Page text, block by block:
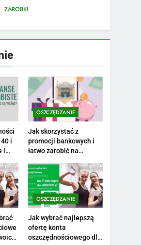
przykłady, które
ZAROBKI
Jak przygotować się
finansowo na narodziny
jak zaplanować budżet
PORADY
Netflix tagger — czym
jest, opinie i zarobki
PRACA
Ile zarabia striptizer:
poznaj aktualne stawki
męskiego striptizera
ZAROBKI
Ile zarabia psycholog
szkolny: poznaj średnie
zarobki na tym
stanowisku
ZAROBKI
i
i
OSZCZĘDZANIE
Jak skorzystać z
promocji bankowych i
łatwo zarobić na
OSZCZĘDZANIE
Jak wybrać najlepszą
ofertę konta
oszczędnościowego dla